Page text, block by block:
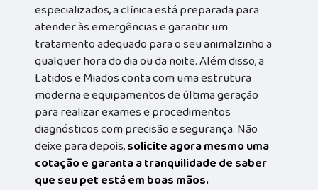
especializados, a clínica está preparada para
atender às emergências e garantir um
tratamento adequado para o seu animalzinho a
qualquer hora do dia ou da noite. Além disso, a
Latidos e Miados conta com uma estrutura
moderna e equipamentos de última geração
para realizar exames e procedimentos
diagnósticos com precisão e segurança. Não
deixe para depois,solicite agora mesmo uma
cotação e garanta a tranquilidade de saber
que seu pet está em boas mãos.